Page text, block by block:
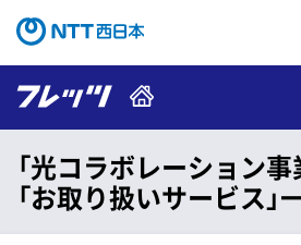
コンテンツのリンクナビゲ
「光コラボレーション
「お取り扱いサービス」